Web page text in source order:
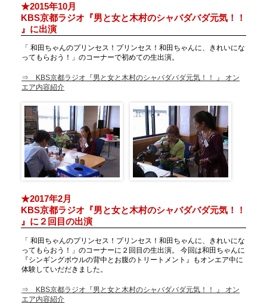
★2015年10月
KBS京都ラジオ『男と女と木村のシャバダバダ元気！！
』に出演
「 和田ちゃんのプリンセス！プリンセス！和田ちゃんに、きれいにな
ってもらおう！」のコーナーで初めての生出演。
⇒ KBS京都ラジオ『男と女と木村のシャバダバダ元気！！ 』 オン
エア内容紹介
★2017年2月
KBS京都ラジオ『男と女と木村のシャバダバダ元気！！
』に２回目の出演
「 和田ちゃんのプリンセス！プリンセス！和田ちゃんに、きれいにな
ってもらおう！」のコーナーに２回目の生出演。 今回は和田ちゃんに
『シンギングボウルの背中とお腹のトリートメント』もオンエア中に
体験していだだきました。
⇒ KBS京都ラジオ『男と女と木村のシャバダバダ元気！！ 』 オン
エア内容紹介